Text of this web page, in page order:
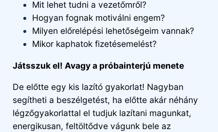
Mit lehet tudni a vezetőmről?
Hogyan fognak motiválni engem?
Milyen előrelépési lehetőségeim vannak?
Mikor kaphatok fizetésemelést?
Játsszuk el! Avagy a próbainterjú menete
De előtte egy kis lazító gyakorlat! Nagyban
segítheti a beszélgetést, ha előtte akár néhány
légzőgyakorlattal el tudjuk lazítani magunkat,
energikusan, feltöltődve vágunk bele az